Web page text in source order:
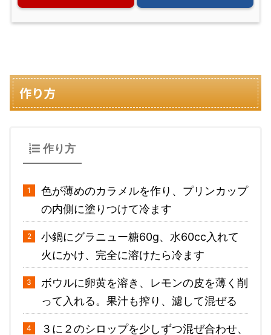
作り方
作り方
色が薄めのカラメルを作り、プリンカップ
の内側に塗りつけて冷ます
小鍋にグラニュー糖60g、水60cc入れて
火にかけ、完全に溶けたら冷ます
ボウルに卵黄を溶き、レモンの皮を薄く削
って入れる。果汁も搾り、濾して混ぜる
３に２のシロップを少しずつ混ぜ合わせ、